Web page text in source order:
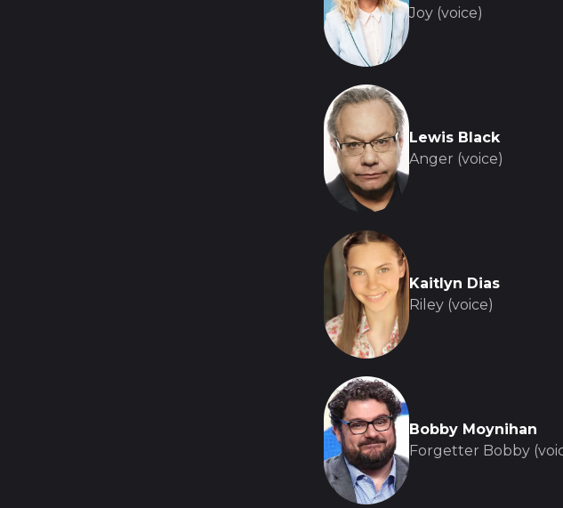
Joy (voice)
Lewis Black
Anger (voice)
Kaitlyn Dias
Riley (voice)
Bobby Moynihan
Forgetter Bobby